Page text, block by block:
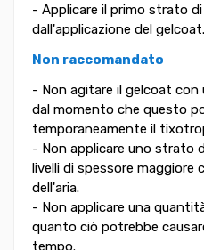
- Applicare il primo strato
dall'applicazione del gelcoat.
Non raccomandato
- Non agitare il gelcoat con
dal momento che questo
temporaneamente il
- Non applicare uno strato
livelli di spessore maggiore
dell'aria.
- Non applicare una
quanto ciò potrebbe
tempo.